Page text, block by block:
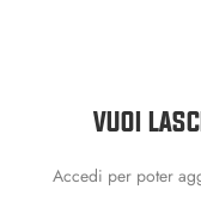
VUOI
Accedi per poter